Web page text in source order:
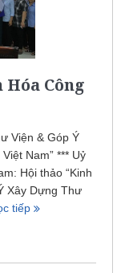
Công
Viện & Góp Ý
Nam” *** Uỷ
Hội thảo “Kinh
Xây Dựng Thư
tiếp